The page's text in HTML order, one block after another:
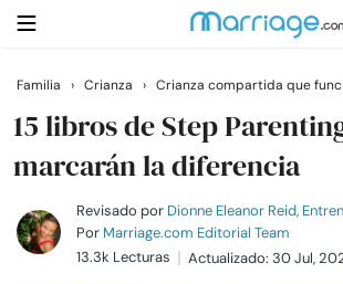
Buscar
Casarse
Relaciones
Familia › Crianza › Crianza compartida que
15 libros de Step
marcarán la diferencia
Revisado por Dionne Eleanor Reid,
Por Marriage.com Editorial Team
13.3k Lecturas
Actualizado: 30 Jul,